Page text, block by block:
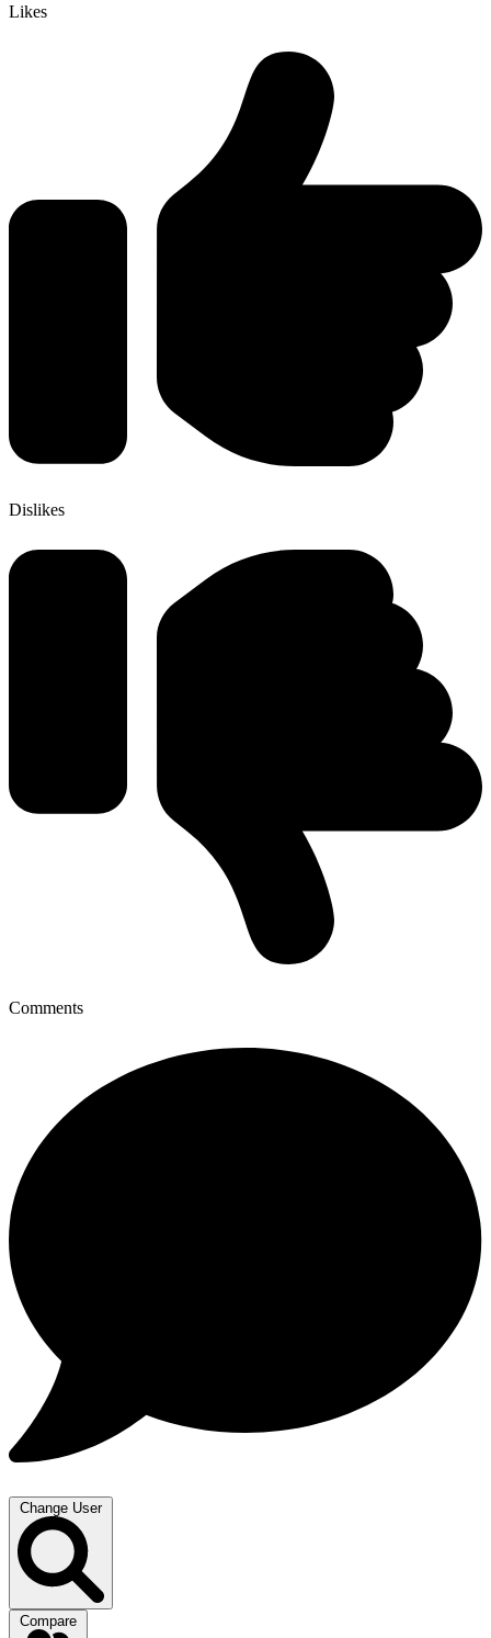
Likes
Dislikes
Comments
Change User